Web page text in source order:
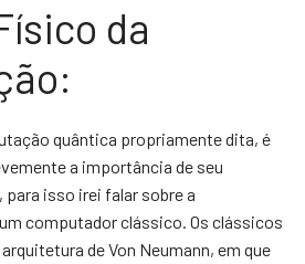
da
quântica propriamente dita, é
a importância de seu
isso irei falar sobre a
computador clássico. Os clássicos
de Von Neumann, em que